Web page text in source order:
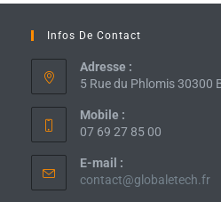
Infos De Contact
Adresse :
5 Rue du Phlomis 30300
Mobile :
07 69 27 85 00
E-mail :
contact@globaletech.fr